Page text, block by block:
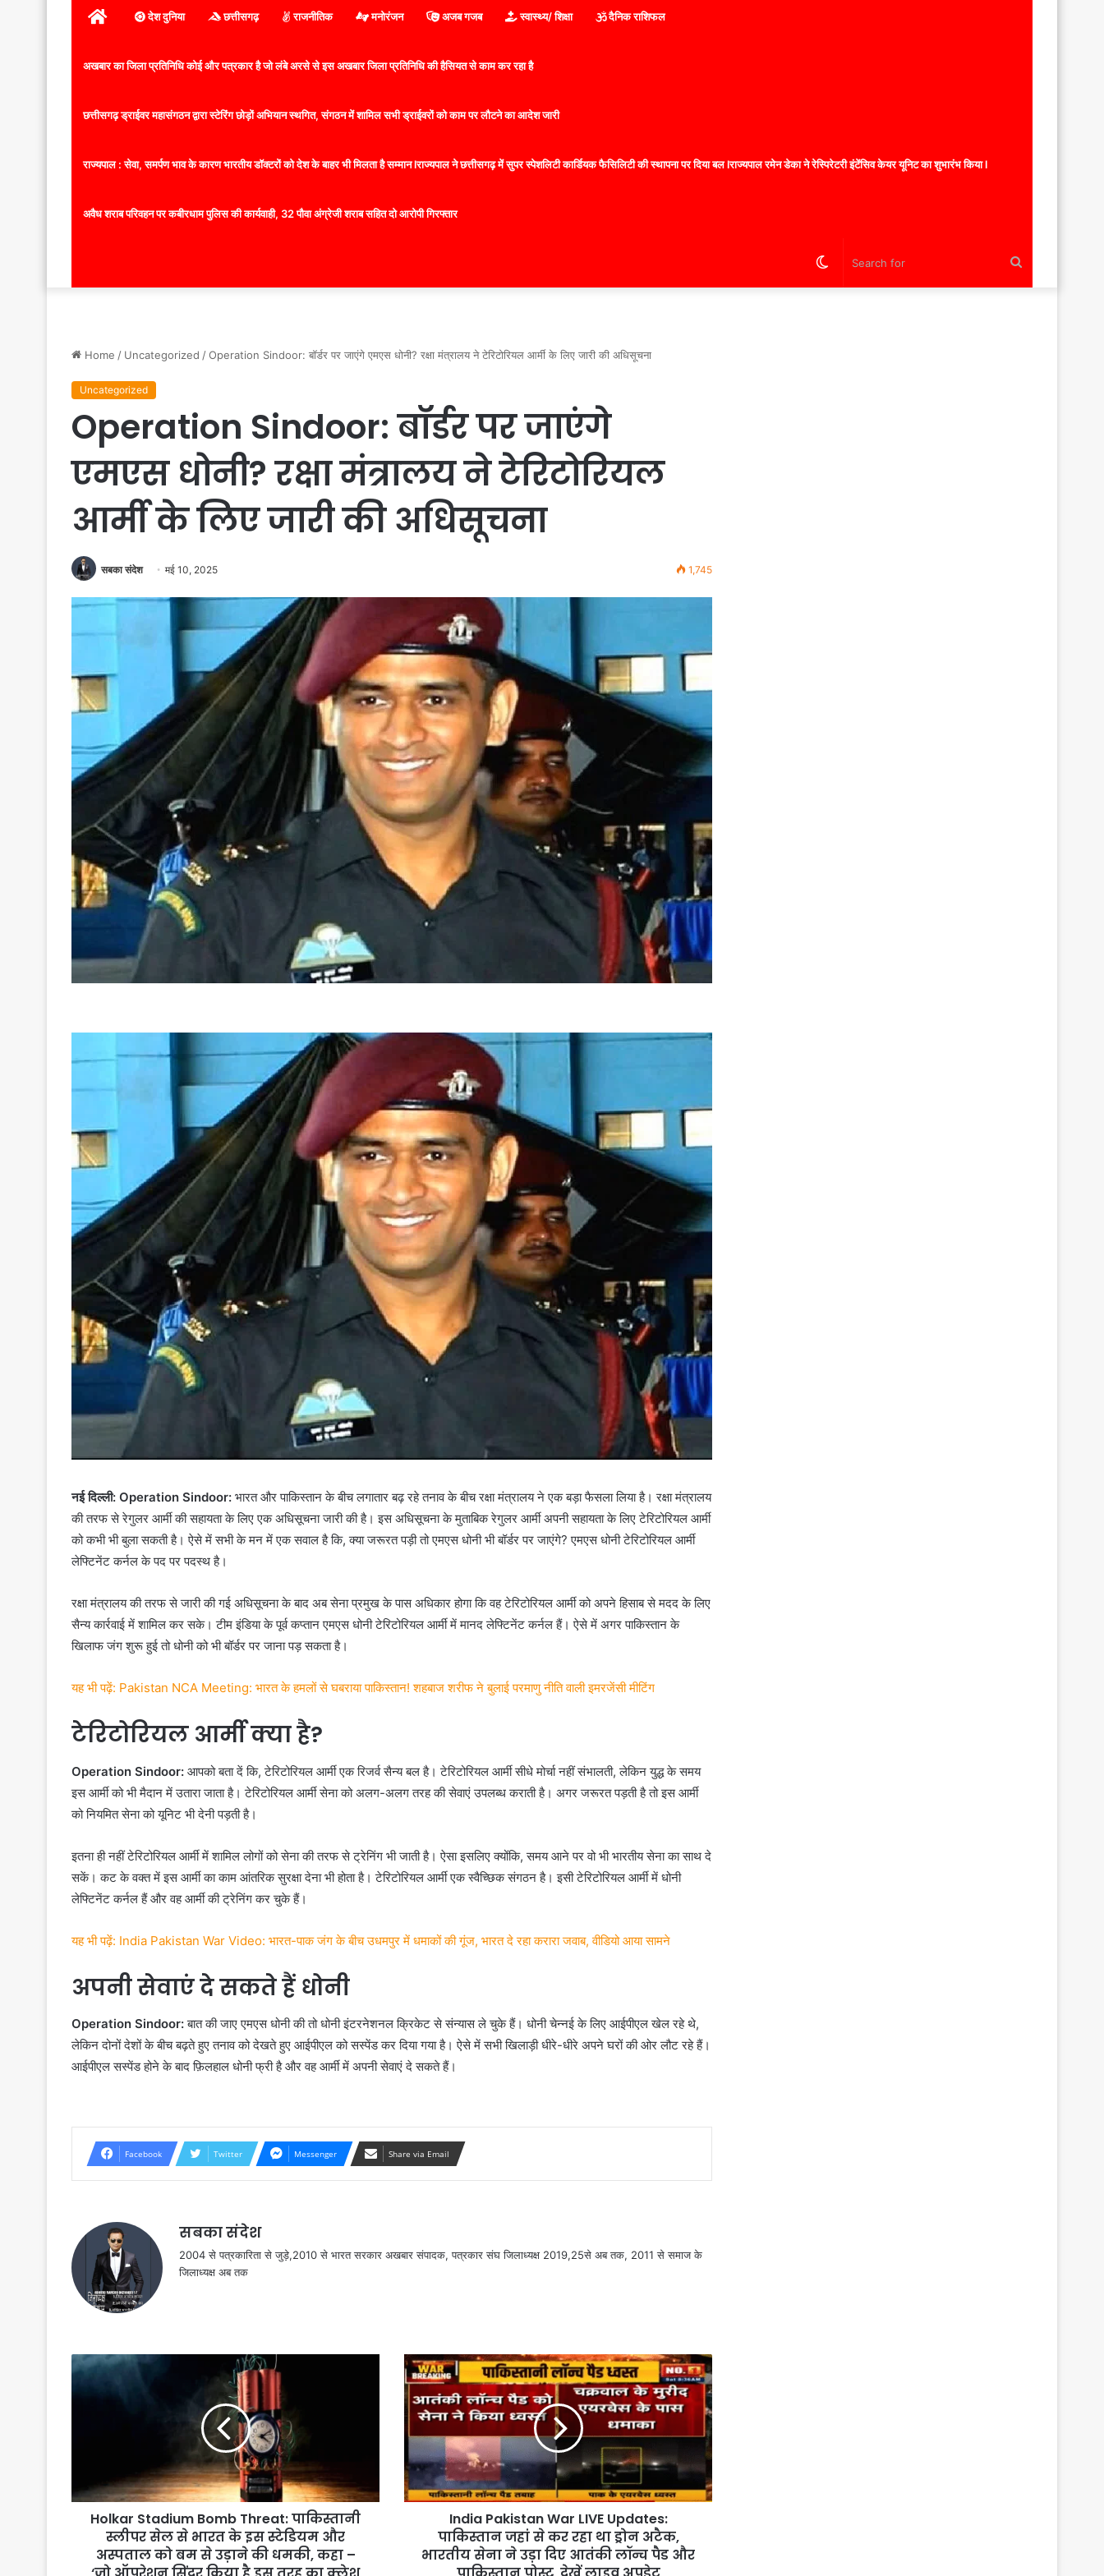
होम देश दुनिया छत्तीसगढ़ राजनीतिक मनोरंजन अजब गजब स्वास्थ्य/ शिक्षा दैनिक राशिफल
अखबार का जिला प्रतिनिधि कोई और पत्रकार है जो लंबे अरसे से इस अखबार जिला प्रतिनिधि की हैसियत से काम कर रहा है
छत्तीसगढ़ ड्राईवर महासंगठन द्वारा स्टेरिंग छोड़ों अभियान स्थगित, संगठन में शामिल सभी ड्राईवरों को काम पर लौटने का आदेश जारी
राज्यपाल : सेवा, समर्पण भाव के कारण भारतीय डॉक्टरों को देश के बाहर भी मिलता है सम्मान lराज्यपाल ने छत्तीसगढ़ में सुपर स्पेशलिटी कार्डियक फैसिलिटी की स्थापना पर दिया बल lराज्यपाल रमेन डेका ने रेस्पिरेटरी इंटेंसिव केयर यूनिट का शुभारंभ किया l
अवैध शराब परिवहन पर कबीरधाम पुलिस की कार्यवाही, 32 पौवा अंग्रेजी शराब सहित दो आरोपी गिरफ्तार
Switch
Home / Uncategorized /Operation Sindoor: बॉर्डर पर जाएंगे एमएस धोनी? रक्षा मंत्रालय ने टेरिटोरियल आर्मी के लिए जारी की अधिसूचना
Uncategorized
Operation Sindoor: बॉर्डर पर जाएंगे
एमएस धोनी? रक्षा मंत्रालय ने टेरिटोरियल
आर्मी के लिए जारी की अधिसूचना
सबका संदेश मई 10, 2025 1,745
नई दिल्ली: Operation Sindoor: भारत और पाकिस्तान के बीच लगातार बढ़ रहे तनाव के बीच रक्षा मंत्रालय ने एक बड़ा फैसला लिया है। रक्षा मंत्रालय
की तरफ से रेगुलर आर्मी की सहायता के लिए एक अधिसूचना जारी की है। इस अधिसूचना के मुताबिक रेगुलर आर्मी अपनी सहायता के लिए टेरिटोरियल आर्मी
को कभी भी बुला सकती है। ऐसे में सभी के मन में एक सवाल है कि, क्या जरूरत पड़ी तो एमएस धोनी भी बॉर्डर पर जाएंगे? एमएस धोनी टेरिटोरियल आर्मी
लेफ्टिनेंट कर्नल के पद पर पदस्थ है।
रक्षा मंत्रालय की तरफ से जारी की गई अधिसूचना के बाद अब सेना प्रमुख के पास अधिकार होगा कि वह टेरिटोरियल आर्मी को अपने हिसाब से मदद के लिए
सैन्य कार्रवाई में शामिल कर सके। टीम इंडिया के पूर्व कप्तान एमएस धोनी टेरिटोरियल आर्मी में मानद लेफ्टिनेंट कर्नल हैं। ऐसे में अगर पाकिस्तान के
खिलाफ जंग शुरू हुई तो धोनी को भी बॉर्डर पर जाना पड़ सकता है।
यह भी पढ़ें: Pakistan NCA Meeting: भारत के हमलों से घबराया पाकिस्तान! शहबाज शरीफ ने बुलाई परमाणु नीति वाली इमरजेंसी मीटिंग
टेरिटोरियल आर्मी क्या है?
Operation Sindoor: आपको बता दें कि, टेरिटोरियल आर्मी एक रिजर्व सैन्य बल है। टेरिटोरियल आर्मी सीधे मोर्चा नहीं संभालती, लेकिन युद्ध के समय
इस आर्मी को भी मैदान में उतारा जाता है। टेरिटोरियल आर्मी सेना को अलग-अलग तरह की सेवाएं उपलब्ध कराती है। अगर जरूरत पड़ती है तो इस आर्मी
को नियमित सेना को यूनिट भी देनी पड़ती है।
इतना ही नहीं टेरिटोरियल आर्मी में शामिल लोगों को सेना की तरफ से ट्रेनिंग भी जाती है। ऐसा इसलिए क्योंकि, समय आने पर वो भी भारतीय सेना का साथ दे
सकें। कट के वक्त में इस आर्मी का काम आंतरिक सुरक्षा देना भी होता है। टेरिटोरियल आर्मी एक स्वैच्छिक संगठन है। इसी टेरिटोरियल आर्मी में धोनी
लेफ्टिनेंट कर्नल हैं और वह आर्मी की ट्रेनिंग कर चुके हैं।
यह भी पढ़ें: India Pakistan War Video: भारत-पाक जंग के बीच उधमपुर में धमाकों की गूंज, भारत दे रहा करारा जवाब, वीडियो आया सामने
अपनी सेवाएं दे सकते हैं धोनी
Operation Sindoor:बात की जाए एमएस धोनी की तो धोनी इंटरनेशनल क्रिकेट से संन्यास ले चुके हैं। धोनी चेन्नई के लिए आईपीएल खेल रहे थे,
लेकिन दोनों देशों के बीच बढ़ते हुए तनाव को देखते हुए आईपीएल को सस्पेंड कर दिया गया है। ऐसे में सभी खिलाड़ी धीरे-धीरे अपने घरों की ओर लौट रहे हैं।
आईपीएल सस्पेंड होने के बाद फ़िलहाल धोनी फ्री है और वह आर्मी में अपनी सेवाएं दे सकते हैं।
Facebook Twitter Messenger Share via Email
सबका संदेश
2004 से पत्रकारिता से जुड़े,2010 से भारत सरकार अखबार संपादक, पत्रकार संघ जिलाध्यक्ष 2019,25से अब तक, 2011 से समाज के
जिलाध्यक्ष अब तक
Holkar Stadium Bomb Threat: पाकिस्तानी
स्लीपर सेल से भारत के इस स्टेडियम और
अस्पताल को बम से उड़ाने की धमकी, कहा –
India Pakistan War LIVE Updates:
पाकिस्तान जहां से कर रहा था ड्रोन अटैक,
भारतीय सेना ने उड़ा दिए आतंकी लॉन्च पैड और